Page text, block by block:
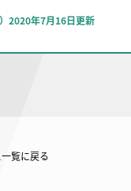
2020年7月16日更新
覧に戻る